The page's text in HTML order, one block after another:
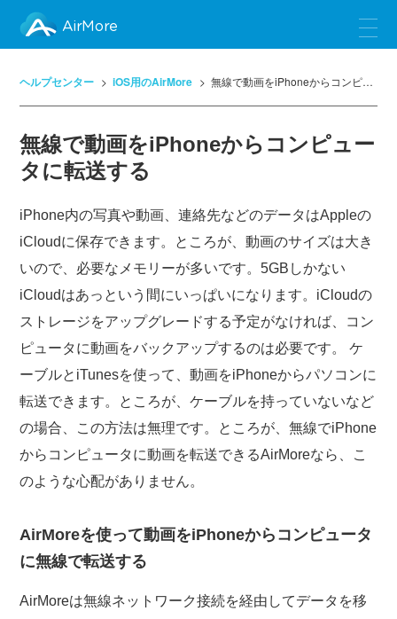
AirMore
ヘルプセンター iOS用のAirMore 無線で動画をiPhoneからコンピュータに転送する
無線で動画をiPhoneからコンピュー
タに転送する
iPhone内の写真や動画、連絡先などのデータはAppleの
iCloudに保存できます。ところが、動画のサイズは大き
いので、必要なメモリーが多いです。5GBしかない
iCloudはあっという間にいっぱいになります。iCloudの
ストレージをアップグレードする予定がなければ、コン
ピュータに動画をバックアップするのは必要です。 ケ
ーブルとiTunesを使って、動画をiPhoneからパソコンに
転送できます。ところが、ケーブルを持っていないなど
の場合、この方法は無理です。ところが、無線でiPhone
からコンピュータに動画を転送できるAirMoreなら、こ
のような心配がありません。
AirMoreを使って動画をiPhoneからコンピュータ
に無線で転送する
AirMoreは無線ネットワーク接続を経由してデータを移